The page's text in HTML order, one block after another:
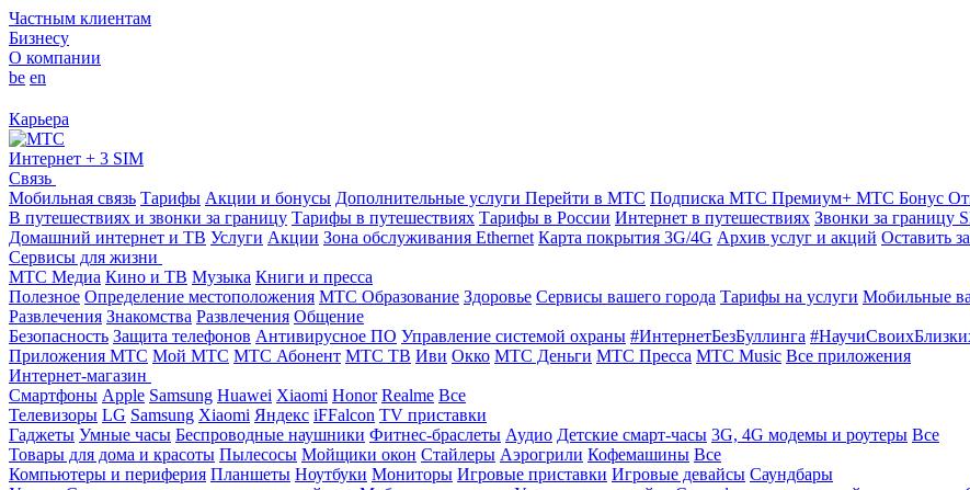
Частным клиентам
Бизнесу
О компании
be en
Карьера
Интернет + 3 SIM
Связь
Мобильная связь Тарифы Акции и бонусы Дополнительные услуги Перейти в МТС Подписка МТС Премиум+ МТС Бонус
В путешествиях и звонки за границу Тарифы в путешествиях Тарифы в России Интернет в путешествиях Звонки за границу
Домашний интернет и ТВ Услуги Акции Зона обслуживания Ethernet Карта покрытия 3G/4G Архив услуг и акций Оставить
Сервисы для жизни
МТС Медиа Кино и ТВ Музыка Книги и пресса
Полезное Определение местоположения МТС Образование Здоровье Сервисы вашего города Тарифы на услуги Мобильные
Развлечения Знакомства Развлечения Общение
Безопасность Защита телефонов Антивирусное ПО Управление системой охраны #ИнтернетБезБуллинга
Приложения МТС Мой МТС МТС Абонент МТС ТВ Иви Окко МТС Деньги МТС Пресса МТС Music Все приложения
Интернет-магазин
Смартфоны Apple Samsung Huawei Xiaomi Honor Realme Все
Телевизоры LG Samsung Xiaomi Яндекс iFFalcon TV приставки
Гаджеты Умные часы Беспроводные наушники Фитнес-браслеты Аудио Детские смарт-часы 3G, 4G модемы и роутеры Все
Товары для дома и красоты Пылесосы Мойщики окон Стайлеры Аэрогрили Кофемашины Все
Компьютеры и периферия Планшеты Ноутбуки Мониторы Игровые приставки Игровые девайсы Саундбары